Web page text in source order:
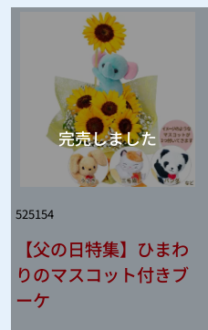
525154
【父の日特集】ひまわ
りのマスコット付きブ
ーケ